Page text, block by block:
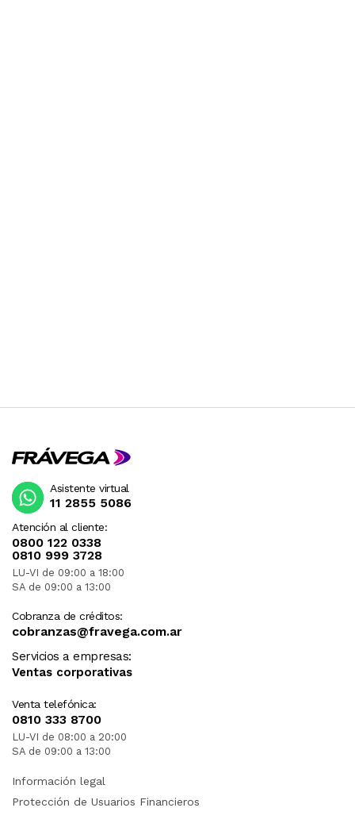
Atención al cliente:
0800 122 0338
0810 999 3728
LU-VI de 09:00 a 18:00
SA de 09:00 a 13:00
Cobranza de créditos:
cobranzas@fravega.com.ar
Servicios a empresas:
Ventas corporativas
Venta telefónica:
0810 333 8700
LU-VI de 08:00 a 20:00
SA de 09:00 a 13:00
Asistente virtual
11 2855 5086
Información legal
Protección de Usuarios Financieros